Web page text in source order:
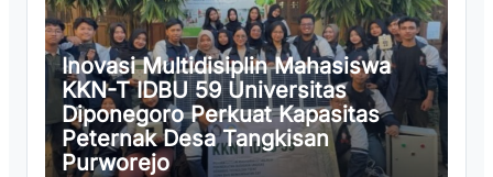
Inovasi Multidisiplin Mahasiswa
KKN-T IDBU 59 Universitas
Diponegoro Perkuat Kapasitas
Peternak Desa Tangkisan
Purworejo